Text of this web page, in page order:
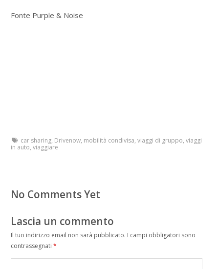
Fonte Purple & Noise
car sharing, Drivenow, mobilità condivisa,viaggi di gruppo,viaggi
in auto, viaggiare
No Comments Yet
Lascia un commento
Il tuo indirizzo email non sarà pubblicato. I campi obbligatori sono
contrassegnati *